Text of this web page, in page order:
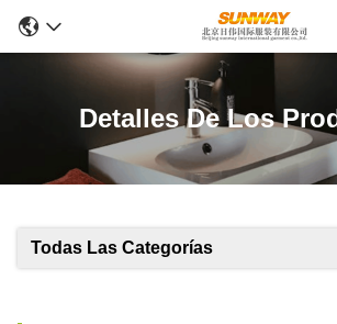
Detalles De Los
Todas Las Categorías